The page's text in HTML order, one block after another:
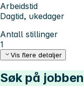
Arbeidstid
Dagtid, ukedager
Antall stillinger
1
Vis flere detaljer
Søk på jobben